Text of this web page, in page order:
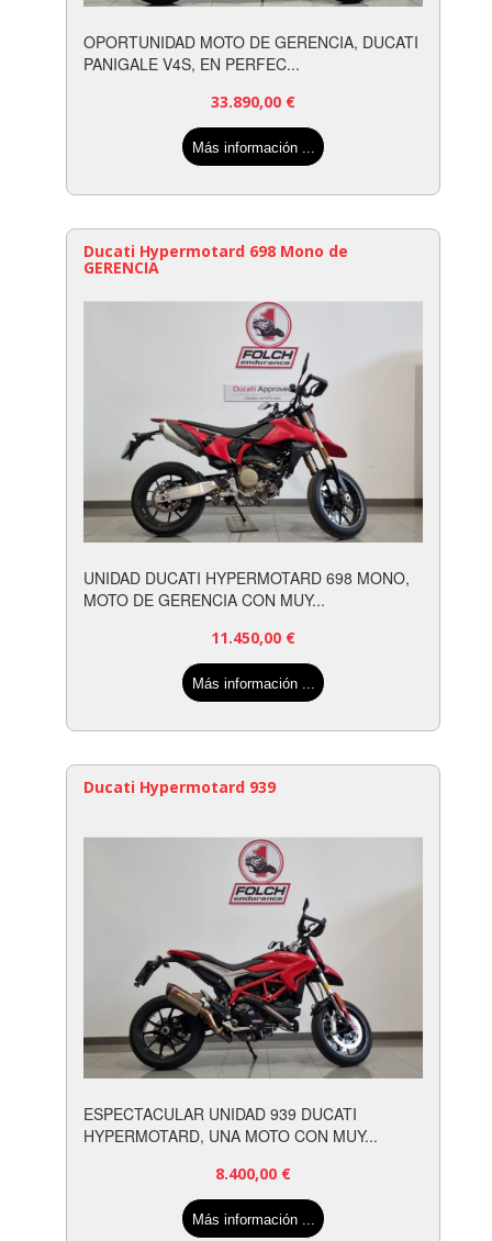
OPORTUNIDAD MOTO DE GERENCIA, DUCATI
PANIGALE V4S, EN PERFEC...
33.890,00 €
Más información ...
Ducati Hypermotard 698 Mono de
GERENCIA
UNIDAD DUCATI HYPERMOTARD 698 MONO,
MOTO DE GERENCIA CON MUY...
11.450,00 €
Más información ...
Ducati Hypermotard 939
ESPECTACULAR UNIDAD 939 DUCATI
HYPERMOTARD, UNA MOTO CON MUY...
8.400,00 €
Más información ...